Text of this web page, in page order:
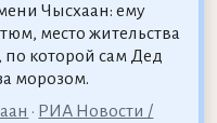
Чысхаан: ему
место жительства
которой сам Дед
морозом.
• РИА Новости /